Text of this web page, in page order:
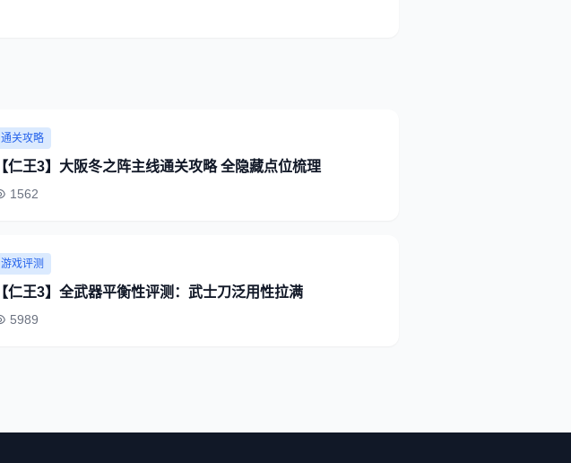
通关攻略
【仁王3】大阪冬之阵主线通关攻略 全隐藏点位梳理
1562
游戏评测
【仁王3】全武器平衡性评测：武士刀泛用性拉满
5989